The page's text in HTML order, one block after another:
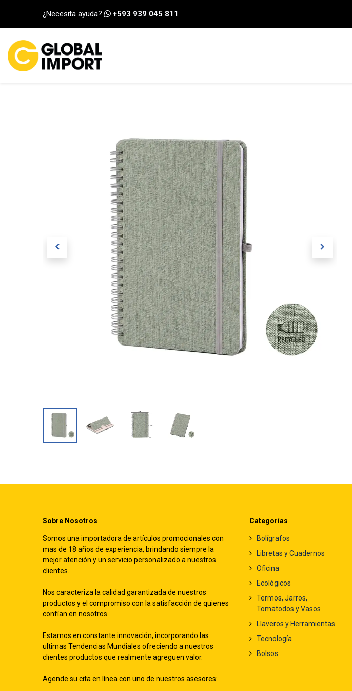
¿Necesita ayuda? +593 939 045 811
Sobre Nosotros
Somos una importadora de artículos promocionales con
mas de 18 años de experiencia, brindando siempre la
mejor atención y un servicio personalizado a nuestros
clientes.
Nos caracteriza la calidad garantizada de nuestros
productos y el compromiso con la satisfacción de quienes
confían en nosotros.
Estamos en constante innovación, incorporando las
ultimas Tendencias Mundiales ofreciendo a nuestros
clientes productos que realmente agreguen valor.
Agende su cita en línea con uno de nuestros asesores:
Categorías
Bolígrafos
Libretas y Cuadernos
Oficina
Ecológicos
Termos, Jarros,
Tomatodos y Vasos
Llaveros y Herramientas
Tecnología
Bolsos